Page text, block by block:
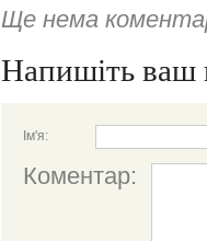
Ще нема
Напишіть ваш
Ім'я:
Коментар: